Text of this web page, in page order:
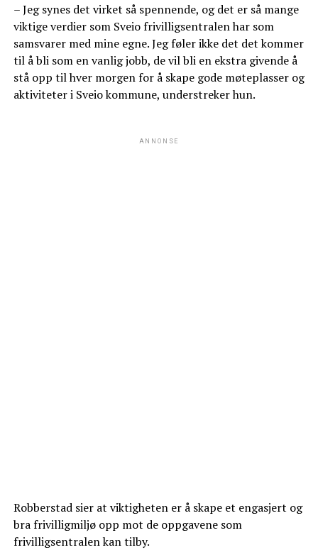
– Jeg synes det virket så spennende, og det er så mange
viktige verdier som Sveio frivilligsentralen har som
samsvarer med mine egne. Jeg føler ikke det det kommer
til å bli som en vanlig jobb, de vil bli en ekstra givende å
stå opp til hver morgen for å skape gode møteplasser og
aktiviteter i Sveio kommune, understreker hun.
ANNONSE
Robberstad sier at viktigheten er å skape et engasjert og
bra frivilligmiljø opp mot de oppgavene som
frivilligsentralen kan tilby.